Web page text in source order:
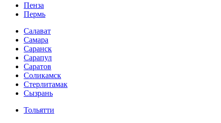
Пенза
Пермь
Салават
Самара
Саранск
Сарапул
Саратов
Соликамск
Стерлитамак
Сызрань
Тольятти